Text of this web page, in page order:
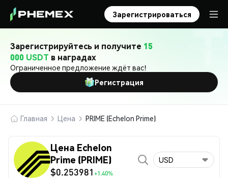
Зарегистрироваться
Зарегистрируйтесь и получите 15
000 USDT в наградах
Ограниченное предложение ждёт вас!
Регистрация
Главная Цена PRIME (Echelon Prime)
Цена Echelon
Prime (PRIME)
$0.253981 +1.40%
USD